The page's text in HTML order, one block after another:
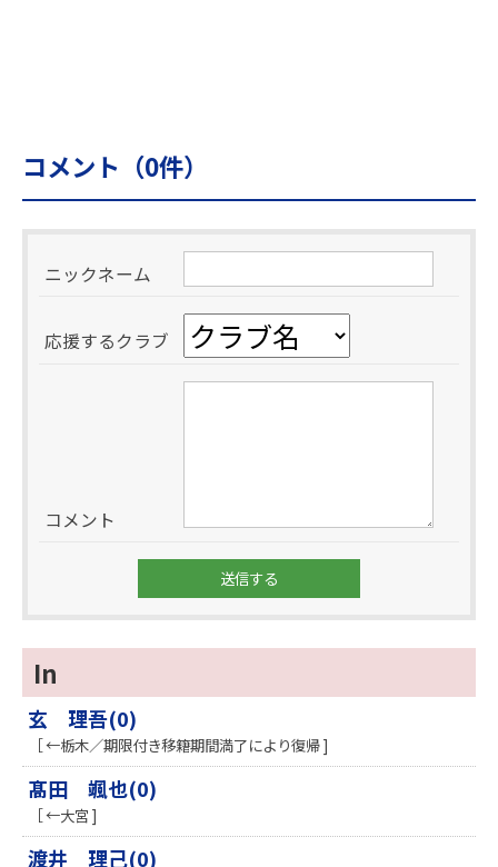
コメント（0件）
ニックネーム
応援するクラブ
コメント
In
玄 理吾(0)
［ ←栃木／期限付き移籍期間満了により復帰 ]
髙田 颯也(0)
［ ←大宮 ]
渡井 理己(0)